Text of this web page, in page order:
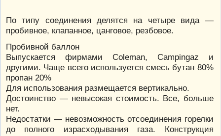
По типу соединения делятся на четыре вида —
пробивное, клапанное, цанговое, резбовое.
Пробивной баллон
Выпускается фирмами Coleman, Campingaz и
другими. Чаще всего используется смесь бутан 80%
пропан 20%
Для использования размещается вертикально.
Достоинство — невысокая стоимость. Все, больше
нет.
Недостатки — невозможность отсоединения горелки
до полного израсходывания газа. Конструкция